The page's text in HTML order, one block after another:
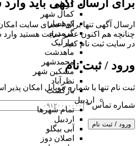
برای ارسال آگهی باید
ارسال آگهی تنها برای اعضای سایت
چنانچه هم‌ اکنون عضو سایت هستید
در سایت ثبت نام کنید
ورود / ثبت نام
ثبت نام تنها با شماره موبایل امکان پذیر
شماره تماس*
ورود / ثبت نام
کردان
کمال شهر
کوهسار
گرمدره
مارلیک
ماهدشت
محمدشهر
مشکین شهر
نظرآباد
بازگشت
اردبیل
تمام شهر‌ها
اردبیل
آبی بیگلو
اصلان دوز